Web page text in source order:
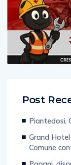
Post
Piantedosi,
Grand
Comune